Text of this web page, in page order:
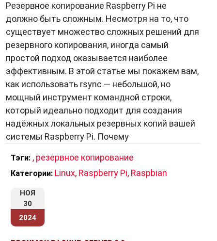
Резервное копирование Raspberry Pi не
должно быть сложным. Несмотря на то, что
существует множество сложных решений для
резервного копирования, иногда самый
простой подход оказывается наиболее
эффективным. В этой статье мы покажем вам,
как использовать rsync — небольшой, но
мощный инструмент командной строки,
который идеально подходит для создания
надёжных локальных резервных копий вашей
системы Raspberry Pi. Почему
Тэги: , резервное копирование
Категории: Linux, Raspberry Pi, Raspbian
НОЯ
30
2024